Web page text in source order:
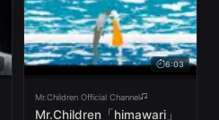
6:03
Mr.Children Official Channel
Mr.Children「himawari」